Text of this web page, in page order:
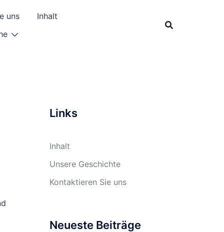
uns
Inhalt
Links
Inhalt
Unsere Geschichte
Kontaktieren Sie uns
Neueste Beiträge